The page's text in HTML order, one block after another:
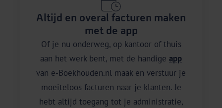
Altijd en overal facturen maken
met de app
Of je nu onderweg, op kantoor of thuis
aan het werk bent, met de handige app
van e‑Boekhouden.nl maak en verstuur je
moeiteloos facturen naar je klanten. Je
hebt altijd toegang tot je administratie,